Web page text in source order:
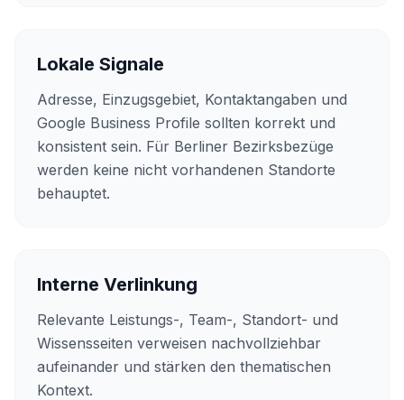
Lokale Signale
Adresse, Einzugsgebiet, Kontaktangaben und
Google Business Profile sollten korrekt und
konsistent sein. Für Berliner Bezirksbezüge
werden keine nicht vorhandenen Standorte
behauptet.
Interne Verlinkung
Relevante Leistungs-, Team-, Standort- und
Wissensseiten verweisen nachvollziehbar
aufeinander und stärken den thematischen
Kontext.